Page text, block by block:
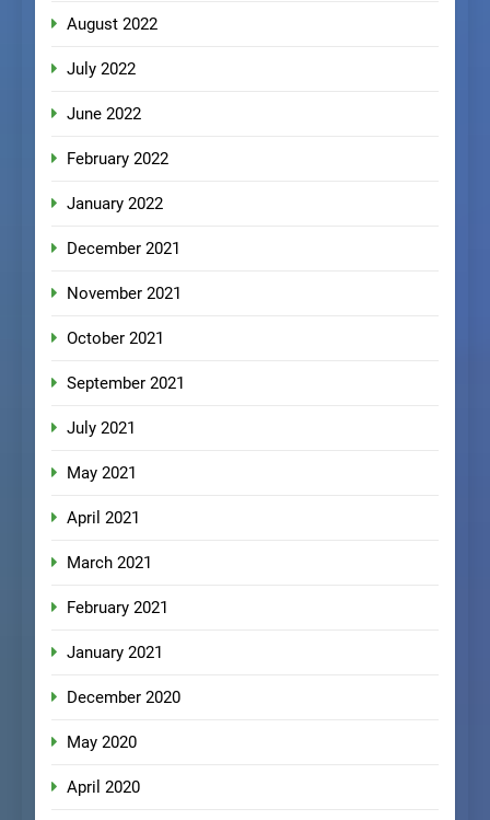
August 2022
July 2022
June 2022
February 2022
January 2022
December 2021
November 2021
October 2021
September 2021
July 2021
May 2021
April 2021
March 2021
February 2021
January 2021
December 2020
May 2020
April 2020